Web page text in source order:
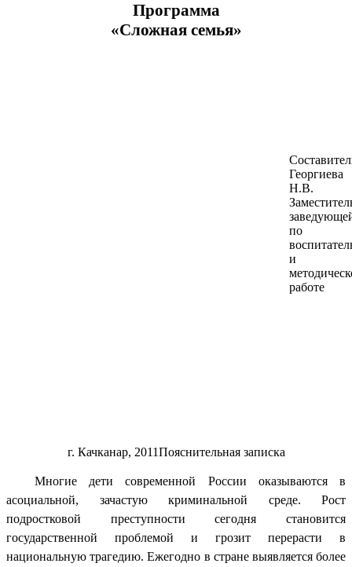
Программа
«Сложная семья»
Георгиева
Н.В.
по
и
работе
г. Качканар, 2011Пояснительная записка
Многие дети современной России оказываются в
асоциальной, зачастую криминальной среде. Рост
подростковой преступности сегодня становится
государственной проблемой и грозит перерасти в
национальную трагедию. Ежегодно в стране выявляется более